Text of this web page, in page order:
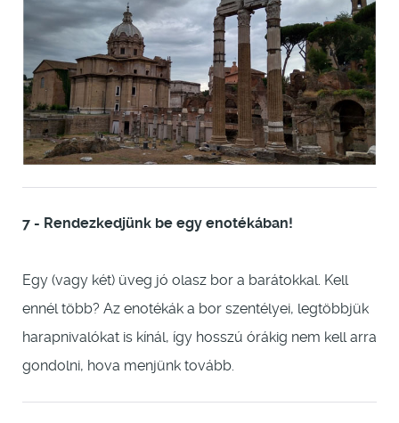
7 - Rendezkedjünk be egy enotékában!
Egy (vagy két) üveg jó olasz bor a barátokkal. Kell
ennél több? Az enotékák a bor szentélyei, legtöbbjük
harapnivalókat is kínál, így hosszú órákig nem kell arra
gondolni, hova menjünk tovább.